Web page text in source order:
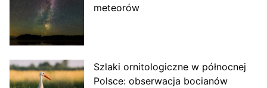
meteorów
Szlaki ornitologiczne w północnej
Polsce: obserwacja bocianów